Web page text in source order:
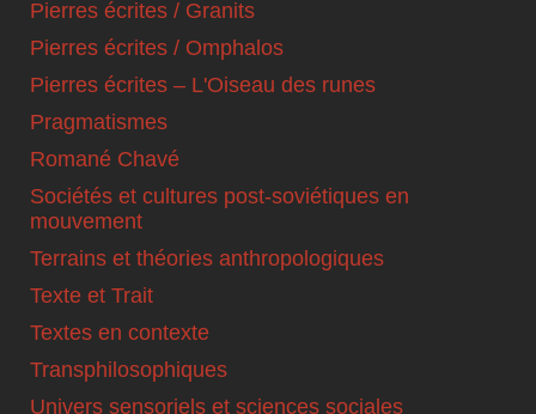
Pierres écrites / Granits
Pierres écrites / Omphalos
Pierres écrites – L'Oiseau des runes
Pragmatismes
Romané Chavé
Sociétés et cultures post-soviétiques en
mouvement
Terrains et théories anthropologiques
Texte et Trait
Textes en contexte
Transphilosophiques
Univers sensoriels et sciences sociales